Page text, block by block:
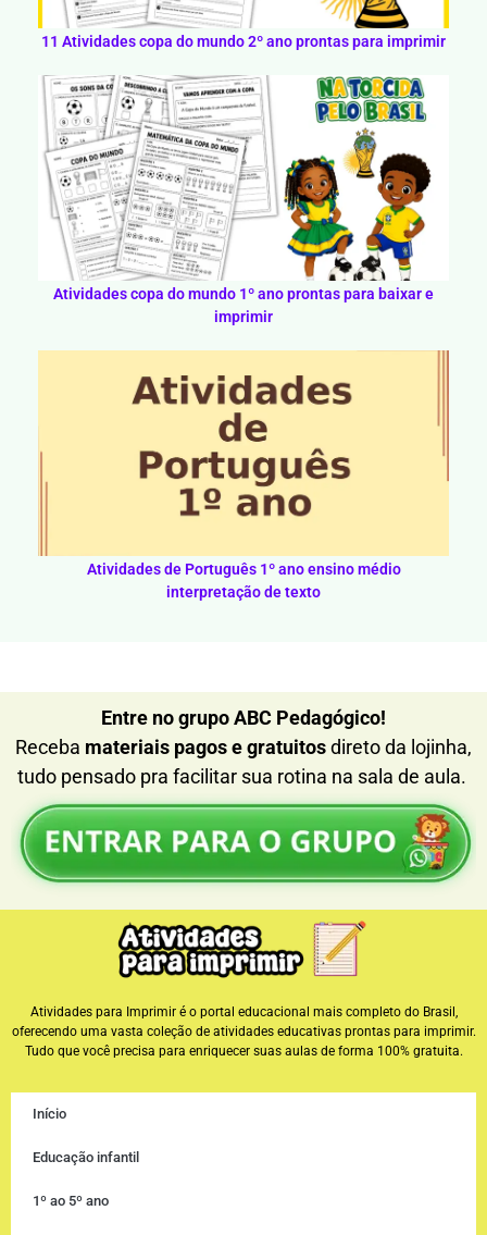
11 Atividades copa do mundo 2º ano prontas para imprimir
Atividades copa do mundo 1º ano prontas para baixar e
imprimir
Atividades de Português 1º ano ensino médio
interpretação de texto
Entre no grupo ABC Pedagógico!
Receba materiais pagos e gratuitosdireto da lojinha,
tudo pensado pra facilitar sua rotina na sala de aula.
Atividades para Imprimir é o portal educacional mais completo do Brasil,
oferecendo uma vasta coleção de atividades educativas prontas para imprimir.
Tudo que você precisa para enriquecer suas aulas de forma 100% gratuita.
Início
Educação infantil
1º ao 5º ano